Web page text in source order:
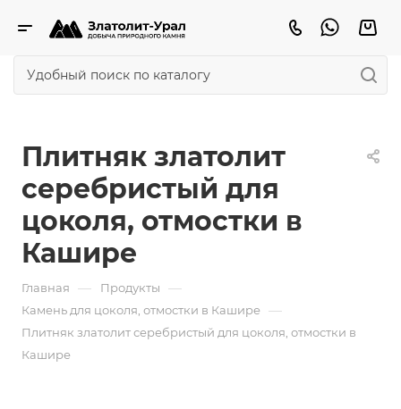
Плитняк златолит
серебристый для
цоколя, отмостки в
Кашире
Главная — Продукты —
Камень для цоколя, отмостки в Кашире —
Плитняк златолит серебристый для цоколя, отмостки в
Кашире